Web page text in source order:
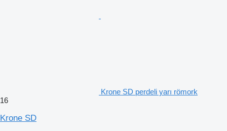
Krone SD perdeli yarı römork
16
Krone SD